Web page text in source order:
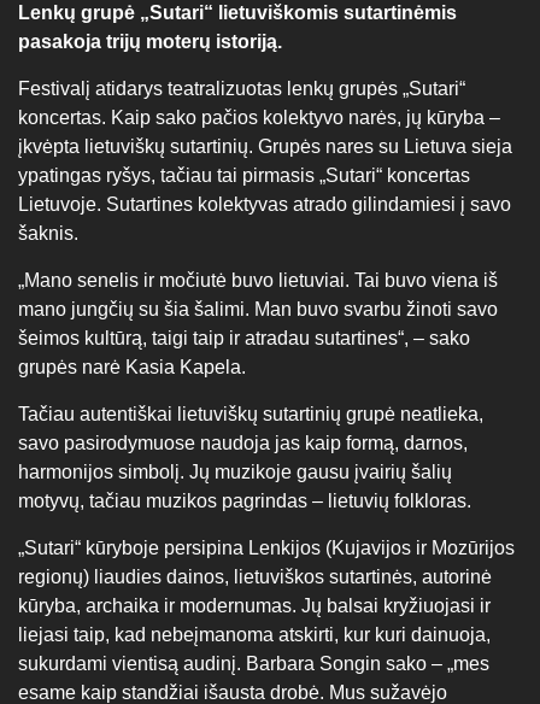
Lenkų grupė „Sutari“ lietuviškomis sutartinėmis
pasakoja trijų moterų istoriją.
Festivalį atidarys teatralizuotas lenkų grupės „Sutari“
koncertas. Kaip sako pačios kolektyvo narės, jų kūryba –
įkvėpta lietuviškų sutartinių. Grupės nares su Lietuva sieja
ypatingas ryšys, tačiau tai pirmasis „Sutari“ koncertas
Lietuvoje. Sutartines kolektyvas atrado gilindamiesi į savo
šaknis.
„Mano senelis ir močiutė buvo lietuviai. Tai buvo viena iš
mano jungčių su šia šalimi. Man buvo svarbu žinoti savo
šeimos kultūrą, taigi taip ir atradau sutartines“, – sako
grupės narė Kasia Kapela.
Tačiau autentiškai lietuviškų sutartinių grupė neatlieka,
savo pasirodymuose naudoja jas kaip formą, darnos,
harmonijos simbolį. Jų muzikoje gausu įvairių šalių
motyvų, tačiau muzikos pagrindas – lietuvių folkloras.
„Sutari“ kūryboje persipina Lenkijos (Kujavijos ir Mozūrijos
regionų) liaudies dainos, lietuviškos sutartinės, autorinė
kūryba, archaika ir modernumas. Jų balsai kryžiuojasi ir
liejasi taip, kad nebeįmanoma atskirti, kur kuri dainuoja,
sukurdami vientisą audinį. Barbara Songin sako – „mes
esame kaip standžiai išausta drobė. Mus sužavėjo